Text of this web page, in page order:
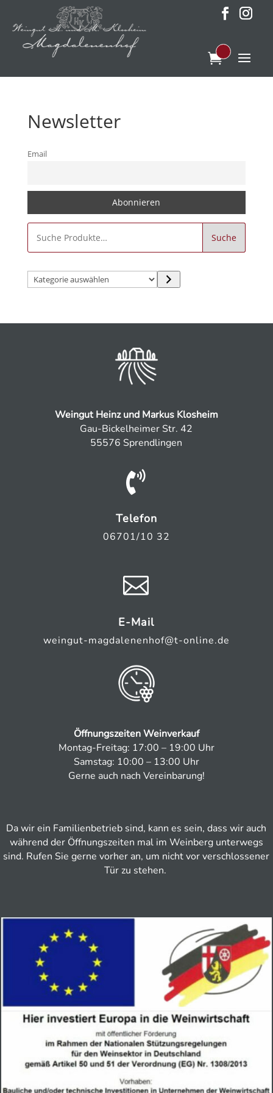
Newsletter
Email
Suche
Kategorie
auswählen
Weingut Heinz und Markus Klosheim
Gau-Bickelheimer Str. 42
55576 Sprendlingen

Telefon
06701/10 32

E-Mail
weingut-magdalenenhof@t-online.de
Öffnungszeiten Weinverkauf
Montag-Freitag: 17:00 – 19:00 Uhr
Samstag: 10:00 – 13:00 Uhr
Gerne auch nach Vereinbarung!
Da wir ein Familienbetrieb sind, kann es sein, dass wir auch
während der Öffnungszeiten mal im Weinberg unterwegs
sind. Rufen Sie gerne vorher an, um nicht vor verschlossener
Tür zu stehen.